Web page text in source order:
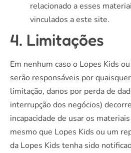
relacionado a esses
vinculados a este site.
4. Limitações
Em nenhum caso o Lopes Kids
serão responsáveis ​​por
limitação, danos por perda de
interrupção dos negócios)
incapacidade de usar os
mesmo que Lopes Kids ou um
da Lopes Kids tenha sido